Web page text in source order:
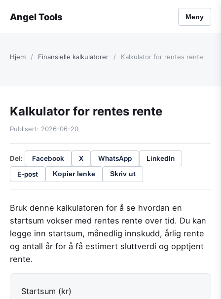
Angel Tools Meny
Hjem / Finansielle kalkulatorer / Kalkulator for rentes rente
Kalkulator for rentes rente
Publisert: 2026-06-20
Del: Facebook X WhatsApp
LinkedIn
E-post
Kopier lenke Skriv ut
Bruk denne kalkulatoren for å se hvordan en
startsum vokser med rentes rente over tid. Du kan
legge inn startsum, månedlig innskudd, årlig rente
og antall år for å få estimert sluttverdi og opptjent
rente.
Startsum (kr)